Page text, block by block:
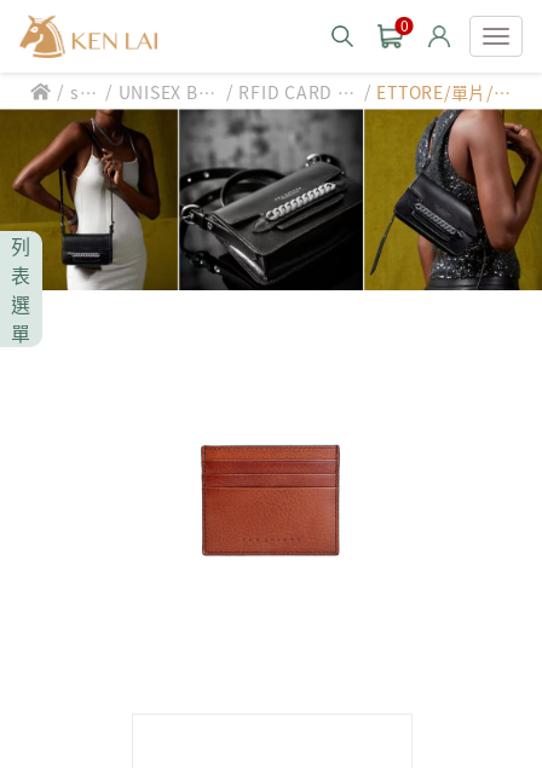
0
款式分類 style
男士包款 MEN'S BAG
男士夾款 MEN'S WALLET
男士皮帶 MEN'S BELT
皮革保養 LEATHER CARE
CHIARUGI
男士包款 MEN'S BAG
男士夾款 MEN'S WALLET
男士皮帶 MEN'S BELT
中性商品 UNISEX BAG/SLG
CUMAR
女士包款 LADIES' BAG
女士夾款 LADIES' WALLET
中性商品 UNISEX BAG/SLG
Roberta di Camerino
男士皮帶 MEN'S BELT
女士包款 LADIES' BAG
女士夾款 LADIES' WALLET
男士包款 MEN'S BAG
男士夾款 MEN'S WALLET
男士皮帶 MEN'S BELT
期間限定 limited edition
珍藏 THE BRIDGE (TB SPECIAL)
男士包款 MEN'S BAG
/ sty
le
/ UNISEX BA
G/SLG
/ RFID CARD H
OLDER
/ ETTORE/單片/防
盜卡片夾
列
表
選
單